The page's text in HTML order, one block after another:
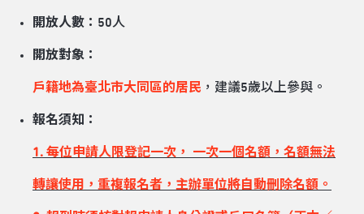
開放人數： 50人
開放對象：
戶籍地為臺北市大同區的居民 ，建議5歲以上參與。
報名須知：
1. 每位申請人限登記一次， 一次一個名額，名額無法
轉讓使用，重複報名者，主辦單位將自動刪除名額。